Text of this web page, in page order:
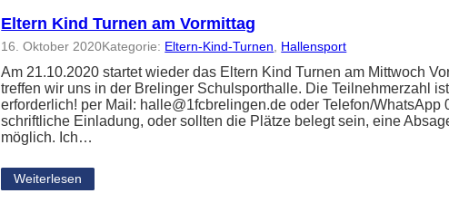
Eltern Kind Turnen am Vormittag
16. Oktober 2020Kategorie: Eltern-Kind-Turnen, Hallensport
Am 21.10.2020 startet wieder das Eltern Kind Turnen am Mittwoch
treffen wir uns in der Brelinger Schulsporthalle. Die Teilnehmerzahl
erforderlich! per Mail: halle@1fcbrelingen.de oder Telefon/WhatsApp
schriftliche Einladung, oder sollten die Plätze belegt sein, eine
möglich. Ich…
Weiterlesen